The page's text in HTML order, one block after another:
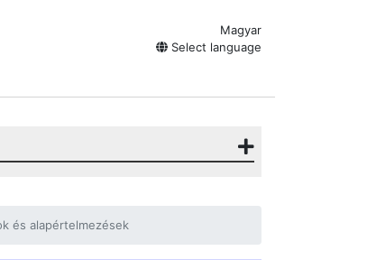
Magyar
Select language
és alapértelmezések